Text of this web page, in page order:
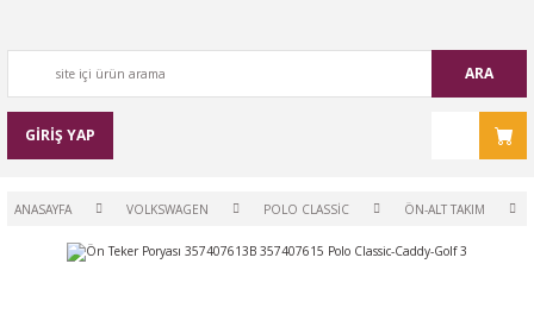
ARA
GİRİŞ YAP
ANASAYFA VOLKSWAGEN POLO CLASSİC ÖN-ALT TAKIM